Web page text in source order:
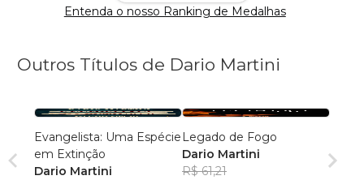
Entenda o nosso Ranking de Medalhas
Outros Títulos de Dario Martini
Evangelista: Uma Espécie
em Extinção
Dario Martini
Legado de Fogo
Dario Martini
R$ 61,21